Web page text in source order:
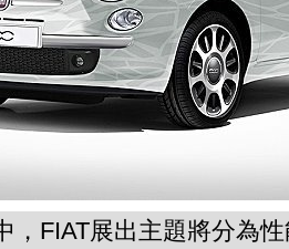
，FIAT展出主題將分為